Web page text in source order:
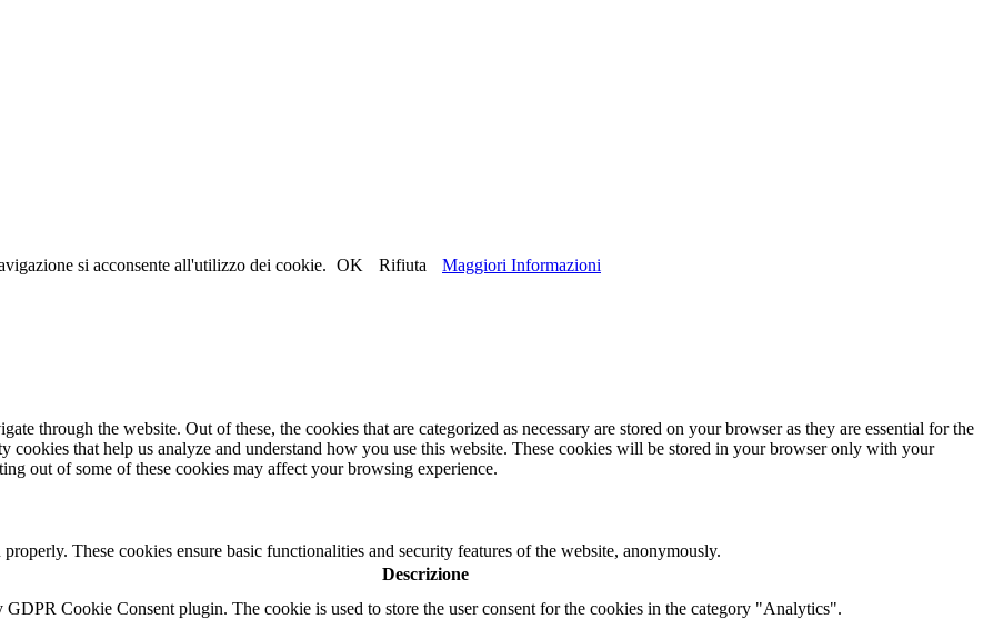
si acconsente all'utilizzo dei cookie. OK Rifiuta Maggiori Informazioni
through the website. Out of these, the cookies that are categorized as necessary are stored on your browser as they are essential for the
that help us analyze and understand how you use this website. These cookies will be stored in your browser only with your
out of some of these cookies may affect your browsing experience.
These cookies ensure basic functionalities and security features of the website, anonymously.
Descrizione
GDPR Cookie Consent plugin. The cookie is used to store the user consent for the cookies in the category "Analytics".